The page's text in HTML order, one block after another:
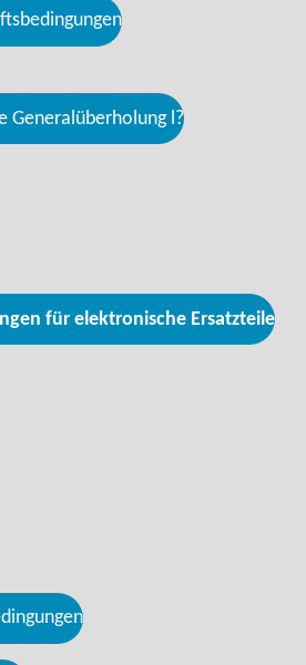
Generalüberholung l?
für elektronische Ersatzteile